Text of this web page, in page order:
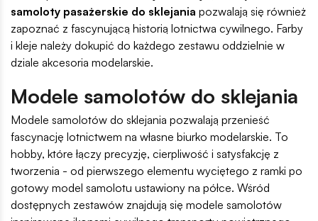
samoloty pasażerskie do sklejania pozwalają się również
zapoznać z fascynującą historią lotnictwa cywilnego. Farby
i kleje należy dokupić do każdego zestawu oddzielnie w
dziale akcesoria modelarskie.
Modele samolotów do sklejania
Modele samolotów do sklejania pozwalają przenieść
fascynację lotnictwem na własne biurko modelarskie. To
hobby, które łączy precyzję, cierpliwość i satysfakcję z
tworzenia - od pierwszego elementu wyciętego z ramki po
gotowy model samolotu ustawiony na półce. Wśród
dostępnych zestawów znajdują się modele samolotów